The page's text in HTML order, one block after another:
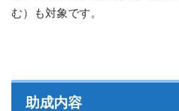
む）も対象です。
助成内容